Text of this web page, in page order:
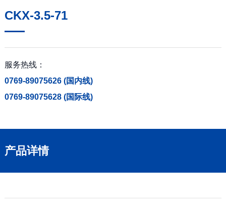
CKX-3.5-71
服务热线：
0769-89075626 (国内线)
0769-89075628 (国际线)
产品详情